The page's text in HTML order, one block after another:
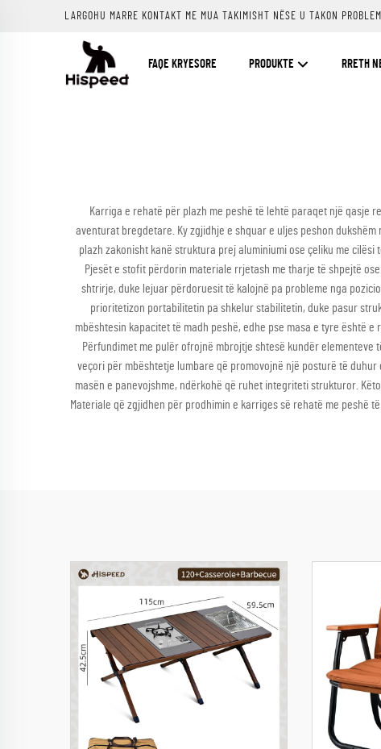
LARGOHU MARRE KONTAKT ME MUA TAKIMISHT NËSE U TAKON
FAQE KRYESORE PRODUKTE RRETH
Karriga e rehatë për plazh me peshë të lehtë paraqet një qasje
aventurat bregdetare. Ky zgjidhje e shquar e uljes peshon
plazh zakonisht kanë struktura prej aluminiumi ose çeliku me
Pjesët e stofit përdorin materiale rrjetash me tharje të shpejtë
shtrirje, duke lejuar përdoruesit të kalojnë pa probleme nga
prioritetizon portabilitetin pa shkelur stabilitetin, duke pasur
mbështesin kapacitet të madh peshë, edhe pse masa e tyre është
Përfundimet me pulër ofrojnë mbrojtje shtesë kundër
veçori për mbështetje lumbare që promovojnë një posturë të
masën e panevojshme, ndërkohë që ruhet integriteti strukturor.
Materiale që zgjidhen për prodhimin e karriges së rehatë me peshë